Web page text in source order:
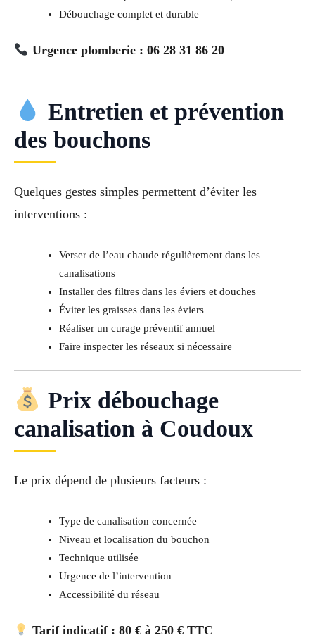
Débouchage complet et durable
Urgence plomberie : 06 28 31 86 20
Entretien et prévention
des bouchons
Quelques gestes simples permettent d’éviter les
interventions :
Verser de l’eau chaude régulièrement dans les
canalisations
Installer des filtres dans les éviers et douches
Éviter les graisses dans les éviers
Réaliser un curage préventif annuel
Faire inspecter les réseaux si nécessaire
Prix débouchage
canalisation à Coudoux
Le prix dépend de plusieurs facteurs :
Type de canalisation concernée
Niveau et localisation du bouchon
Technique utilisée
Urgence de l’intervention
Accessibilité du réseau
Tarif indicatif : 80 € à 250 € TTC